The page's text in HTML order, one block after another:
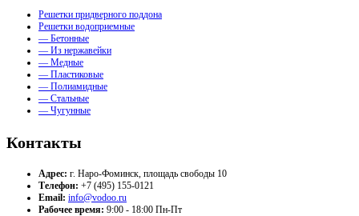
Решетки придверного поддона
Решетки водоприемные
— Бетонные
— Из нержавейки
— Медные
— Пластиковые
— Полиамидные
— Стальные
— Чугунные
Контакты
Адрес: г. Наро-Фоминск, площадь свободы 10
Телефон: +7 (495) 155-0121
Email: info@vodoo.ru
Рабочее время: 9:00 - 18:00 Пн-Пт